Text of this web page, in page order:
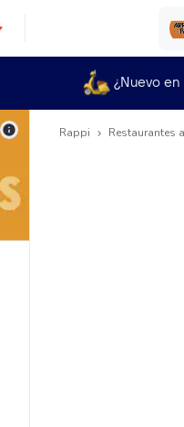
¿Nuevo en
Rappi Restaurantes